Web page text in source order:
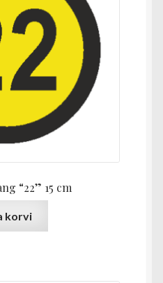
“22” 15 cm
korvi